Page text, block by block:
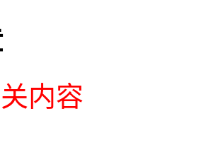
内容